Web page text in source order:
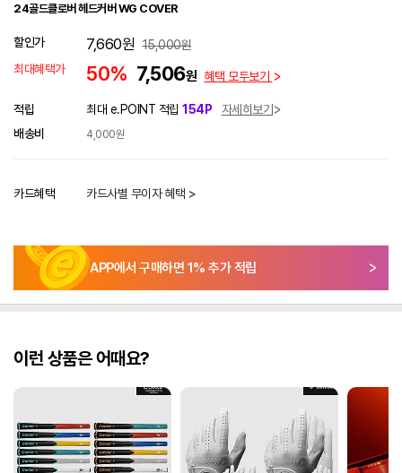
24골드클로버 헤드커버 WG COVER
할인가 7,660원 15,000원
최대혜택가
50% 7,506원 혜택 모두보기
적립 최대 e.POINT 적립 154P
자세히보기
배송비
4,000원
카드혜택 카드사별 무이자 혜택 >
APP에서 구매하면 1% 추가 적립
이런 상품은 어때요?